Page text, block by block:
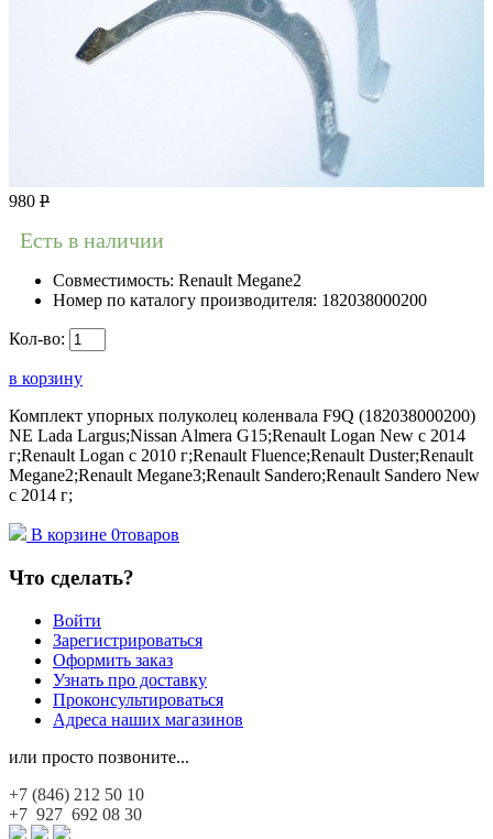
980 Р
Есть в наличии
Совместимость: Renault Megane2
Номер по каталогу производителя: 182038000200
Кол-во:
в корзину
Комплект упорных полуколец коленвала F9Q (182038000200)
NE Lada Largus;Nissan Almera G15;Renault Logan New с 2014
г;Renault Logan c 2010 г;Renault Fluence;Renault Duster;Renault
Megane2;Renault Megane3;Renault Sandero;Renault Sandero New
с 2014 г;
В корзине 0товаров
Что сделать?
Войти
Зарегистрироваться
Оформить заказ
Узнать про доставку
Проконсультироваться
Адреса наших магазинов
или просто позвоните...
+7 (846) 212 50 10
+7 927 692 08 30